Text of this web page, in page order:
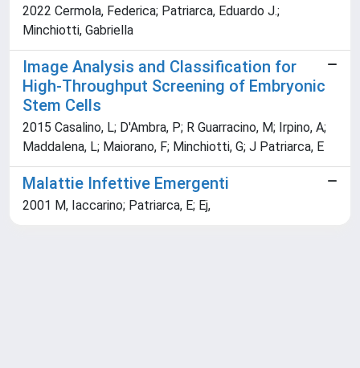
2022 Cermola, Federica; Patriarca, Eduardo J.;
Minchiotti, Gabriella
Image Analysis and Classification for
High-Throughput Screening of Embryonic
Stem Cells
2015 Casalino, L; D'Ambra, P; R Guarracino, M; Irpino, A;
Maddalena, L; Maiorano, F; Minchiotti, G; J Patriarca, E
Malattie Infettive Emergenti
2001 M, Iaccarino; Patriarca, E; Ej,